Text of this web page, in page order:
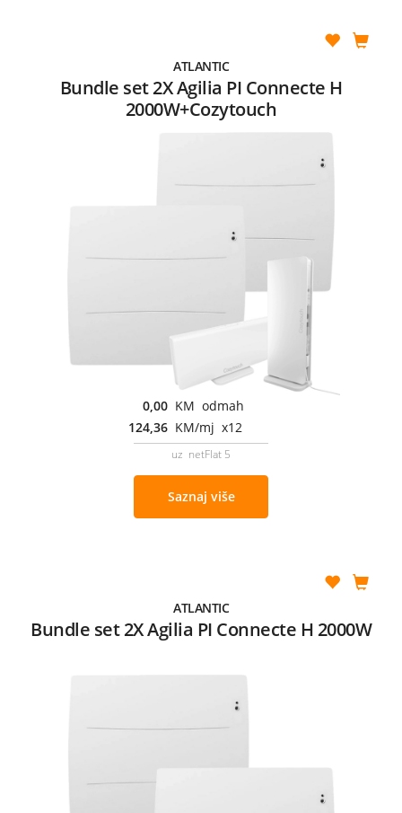
ATLANTIC
Bundle set 2X Agilia PI Connecte H
2000W+Cozytouch
0,00 KM odmah
124,36 KM/mj x12
uz netFlat 5
Saznaj više
ATLANTIC
Bundle set 2X Agilia PI Connecte H 2000W